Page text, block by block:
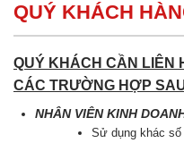
QUÝ KHÁCH
QUÝ KHÁCH CẦN LIÊN
CÁC TRƯỜNG HỢP
NHÂN VIÊN KINH
Sử dụng khác